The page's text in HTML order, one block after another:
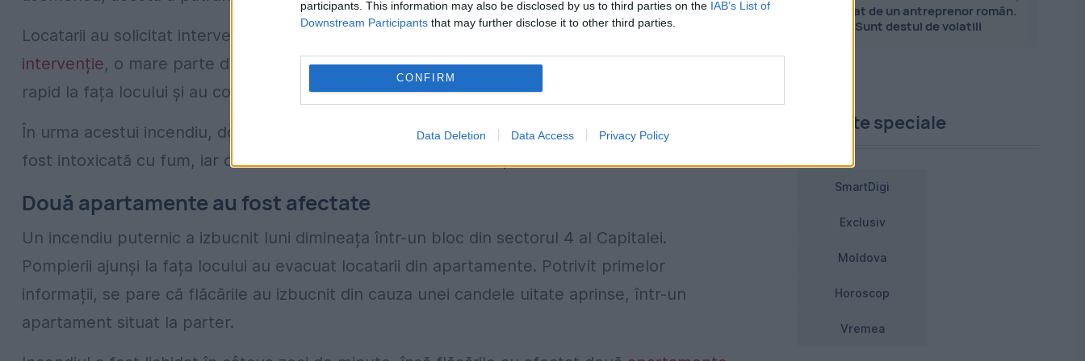
participants. This information may also be disclosed by us to third parties on the IAB’s List of
Downstream Participants that may further disclose it to other third parties.
CONFIRM
Data Deletion Data Access Privacy Policy
Locatarii au solicitat intervenția pompierilor prin apelul la 112. Până la sosirea echipelor de
intervenție, o mare parte dintre aceștia au reușit să se autoevacueze. Pompierii au ajuns
rapid la fața locului și au continuat evacuarea.
În urma acestui incendiu, două persoane au fost transportate la spital. Una dintre acestea a
fost intoxicată cu fum, iar cealaltă victimă a suferit un atac de panică.
Două apartamente au fost afectate
Un incendiu puternic a izbucnit luni dimineața într-un bloc din sectorul 4 al Capitalei.
Pompierii ajunși la fața locului au evacuat locatarii din apartamente. Potrivit primelor
informații, se pare că flăcările au izbucnit din cauza unei candele uitate aprinse, într-un
apartament situat la parter.
explicat de un antreprenor român.
Sunt destul de volatili
Proiecte speciale
SmartDigi
Exclusiv
Moldova
Horoscop
Vremea